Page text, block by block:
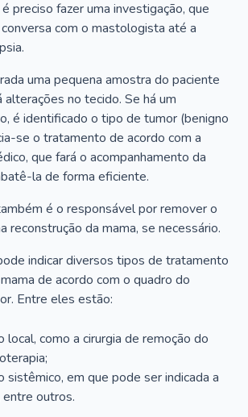
preciso fazer uma investigação, que
com o mastologista até a
uma pequena amostra do paciente
alterações no tecido. Se há um
é identificado o tipo de tumor (benigno
se o tratamento de acordo com a
que fará o acompanhamento da
la de forma eficiente.
é o responsável por remover o
reconstrução da mama, se necessário.
indicar diversos tipos de tratamento
de acordo com o quadro do
Entre eles estão:
local, como a cirurgia de remoção do
sistêmico, em que pode ser indicada a
outros.